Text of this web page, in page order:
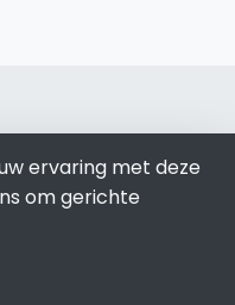
ervaring met deze
om gerichte